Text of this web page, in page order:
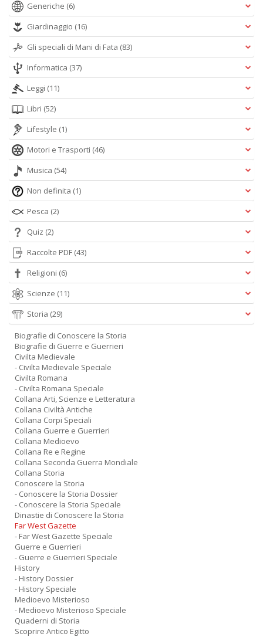
Generiche (6)
Giardinaggio (16)
Gli speciali di Mani di Fata (83)
Informatica (37)
Leggi (11)
Libri (52)
Lifestyle (1)
Motori e Trasporti (46)
Musica (54)
Non definita (1)
Pesca (2)
Quiz (2)
Raccolte PDF (43)
Religioni (6)
Scienze (11)
Storia (29)
Biografie di Conoscere la Storia
Biografie di Guerre e Guerrieri
Civilta Medievale
- Civilta Medievale Speciale
Civilta Romana
- Civilta Romana Speciale
Collana Arti, Scienze e Letteratura
Collana Civiltà Antiche
Collana Corpi Speciali
Collana Guerre e Guerrieri
Collana Medioevo
Collana Re e Regine
Collana Seconda Guerra Mondiale
Collana Storia
Conoscere la Storia
- Conoscere la Storia Dossier
- Conoscere la Storia Speciale
Dinastie di Conoscere la Storia
Far West Gazette
- Far West Gazette Speciale
Guerre e Guerrieri
- Guerre e Guerrieri Speciale
History
- History Dossier
- History Speciale
Medioevo Misterioso
- Medioevo Misterioso Speciale
Quaderni di Storia
Scoprire Antico Egitto